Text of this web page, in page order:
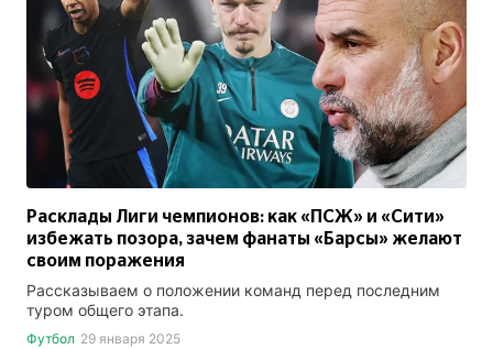
Расклады Лиги чемпионов: как «ПСЖ» и «Сити»
избежать позора, зачем фанаты «Барсы» желают
своим поражения
Рассказываем о положении команд перед последним
туром общего этапа.
Футбол 29 января 2025